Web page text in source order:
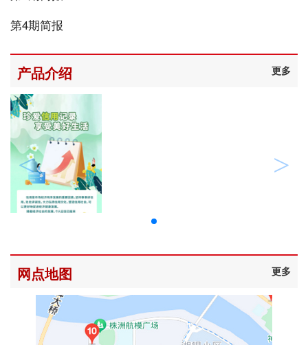
第4期简报
产品介绍 更多
网点地图 更多